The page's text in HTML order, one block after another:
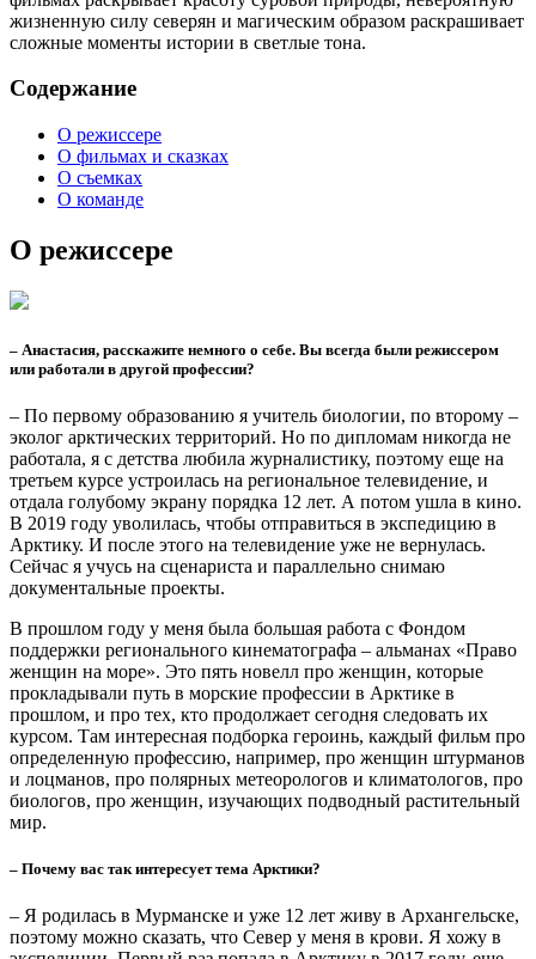
Нуналихтак – хозяин земли
Звезды Арктики
Писатели, художники и другие выдающиеся северяне
Наше поле – море
Арктика
Смотреть все
7 чудес Арктики
Это обязательно нужно увидеть
Добро пожаловать в Арктику
Визитная карточка
Девять арктических регионов России
Культура и быт Смотреть все
Мне не холодно
Национальная одежда народов Севера
Одеться – значит подпоясаться
Ненецкий традиционный костюм
Парка с бисером
Долганский национальный костюм
Таймырское меню
Кухня коренных народов полуострова